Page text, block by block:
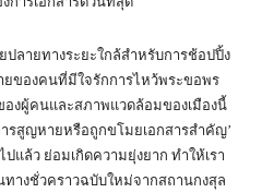
ลายทางระยะใกล้สำหรับการช้อปปิ้ง
ของคนที่มีใจรักการไหว้พระขอพร
งผู้คนและสภาพแวดล้อมของเมืองนี้
ารสูญหายหรือถูกขโมยเอกสารสำคัญ’
แล้ว ย่อมเกิดความยุ่งยาก ทำให้เรา
ทางชั่วคราวฉบับใหม่จากสถานกงสุล